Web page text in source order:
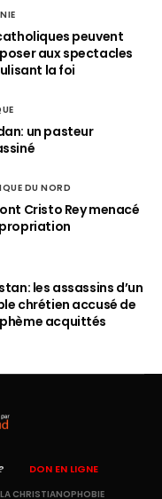
peuvent
aux spectacles
la foi
un pasteur
DU NORD
Cristo Rey menacé
les assassins d’un
chrétien accusé de
acquittés
DON EN LIGNE
CHRISTIANOPHOBIE